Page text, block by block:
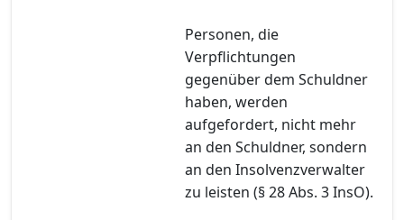
Personen, die
Verpflichtungen
gegenüber dem Schuldner
haben, werden
aufgefordert, nicht mehr
an den Schuldner, sondern
an den Insolvenzverwalter
zu leisten (§ 28 Abs. 3 InsO).